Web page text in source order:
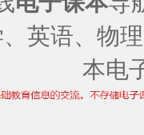
英语、物
本电